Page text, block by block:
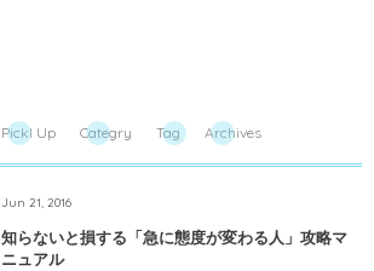
PickI Up Categry Tag Archives
Jun 21, 2016
知らないと損する「急に態度が変わる人」攻略マ
ニュアル